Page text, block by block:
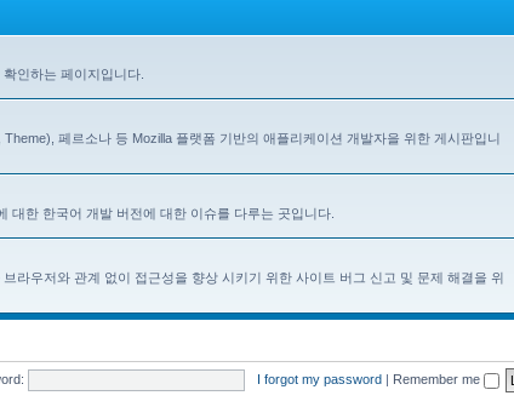
인하는 페이지입니다.
페르소나 등 Mozilla 플랫폼 기반의 애플리케이션 개발자을 위한 게시판입니
대한 한국어 개발 버전에 대한 이슈를 다루는 곳입니다.
라우저와 관계 없이 접근성을 향상 시키기 위한 사이트 버그 신고 및 문제 해결을 위
I forgot my password | Remember me